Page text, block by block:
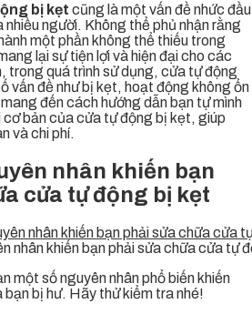
bị kẹt cũng là một vấn đề nhức đầu
người. Không thể phủ nhận rằng
một phần không thể thiếu trong
lại sự tiện lợi và hiện đại cho các
trong quá trình sử dụng, cửa tự động
vấn đề như bị kẹt, hoạt động không ổn
đến cách hướng dẫn bạn tự mình
cơ bản của cửa tự động bị kẹt, giúp
và chi phí.
nhân khiến bạn
cửa tự động bị kẹt
nhân khiến bạn phải sửa chữa cửa tự
một số nguyên nhân phổ biến khiến
bạn bị hư. Hãy thử kiểm tra nhé!